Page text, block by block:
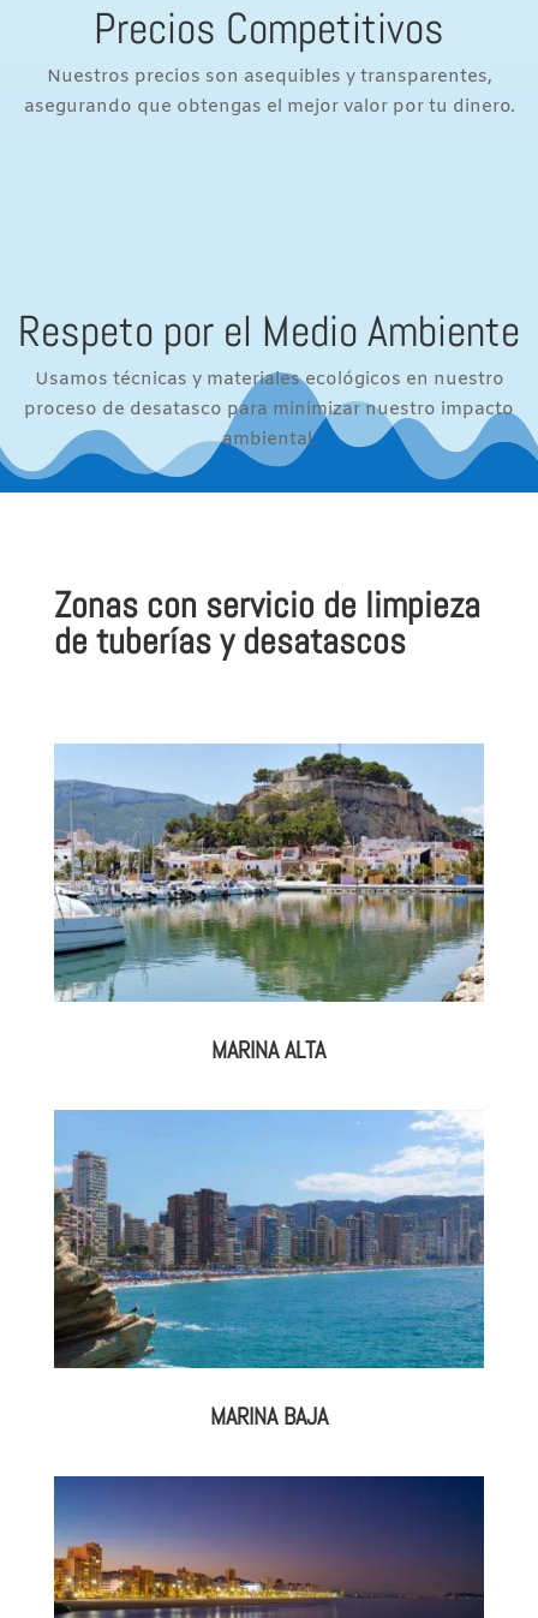
Precios Competitivos
Nuestros precios son asequibles y transparentes,
asegurando que obtengas el mejor valor por tu dinero.
Respeto por el Medio Ambiente
Usamos técnicas y materiales ecológicos en nuestro
proceso de desatasco para minimizar nuestro impacto
ambiental.
Zonas con servicio de limpieza
de tuberías y desatascos
MARINA ALTA
MARINA BAJA